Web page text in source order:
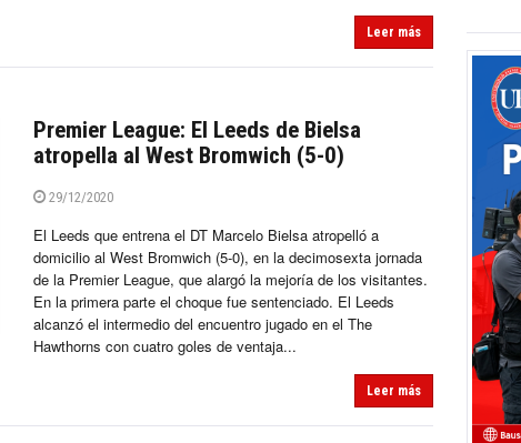
Leer más
Premier League: El Leeds de Bielsa
atropella al West Bromwich (5-0)
29/12/2020
El Leeds que entrena el DT Marcelo Bielsa atropelló a
domicilio al West Bromwich (5-0), en la decimosexta jornada
de la Premier League, que alargó la mejoría de los visitantes.
En la primera parte el choque fue sentenciado. El Leeds
alcanzó el intermedio del encuentro jugado en el The
Hawthorns con cuatro goles de ventaja...
Leer más